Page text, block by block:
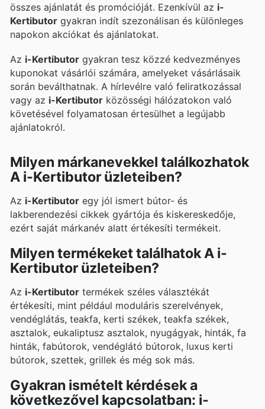
összes ajánlatát és promócióját. Ezenkívül az i-
Kertibutor gyakran indít szezonálisan és különleges
napokon akciókat és ajánlatokat.
Az i-Kertibutor gyakran tesz közzé kedvezményes
kuponokat vásárlói számára, amelyeket vásárlásaik
során beválthatnak. A hírlevélre való feliratkozással
vagy az i-Kertibutor közösségi hálózatokon való
követésével folyamatosan értesülhet a legújabb
ajánlatokról.
Milyen márkanevekkel találkozhatok
A i-Kertibutor üzleteiben?
Az i-Kertibutor egy jól ismert bútor- és
lakberendezési cikkek gyártója és kiskereskedője,
ezért saját márkanév alatt értékesíti termékeit.
Milyen termékeket találhatok A i-
Kertibutor üzleteiben?
Az i-Kertibutor termékek széles választékát
értékesíti, mint például moduláris szerelvények,
vendéglátás, teakfa, kerti székek, teakfa székek,
asztalok, eukaliptusz asztalok, nyugágyak, hinták, fa
hinták, fabútorok, vendéglátó bútorok, luxus kerti
bútorok, szettek, grillek és még sok más.
Gyakran ismételt kérdések a
következővel kapcsolatban: i-